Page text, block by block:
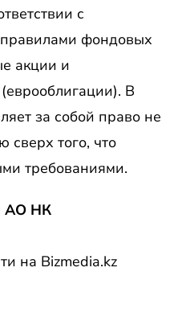
с
фондовых
акции и
В
за собой право не
сверх того, что
требованиями.
АО НК
на Bizmedia.kz